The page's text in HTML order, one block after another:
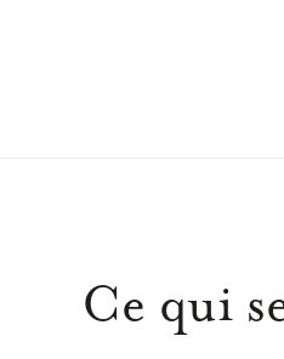
Ce qui